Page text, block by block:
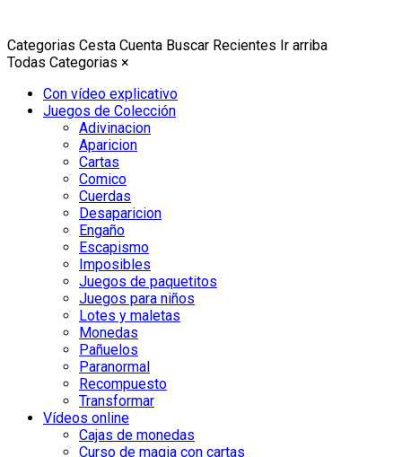
Categorias Cesta Cuenta Buscar Recientes Ir arriba
Todas Categorias ×
Con vídeo explicativo
Juegos de Colección
Adivinacion
Aparicion
Cartas
Comico
Cuerdas
Desaparicion
Engaño
Escapismo
Imposibles
Juegos de paquetitos
Juegos para niños
Lotes y maletas
Monedas
Pañuelos
Paranormal
Recompuesto
Transformar
Vídeos online
Cajas de monedas
Curso de magia con cartas